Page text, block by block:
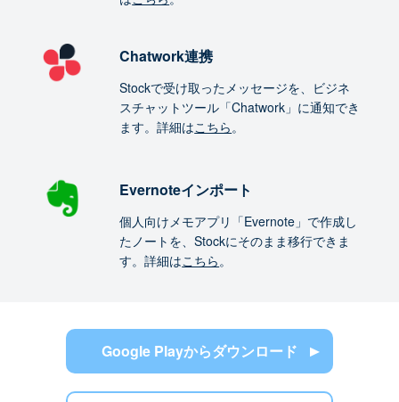
Chatwork連携
Stockで受け取ったメッセージを、ビジネ
スチャットツール「Chatwork」に通知でき
ます。詳細はこちら。
Evernoteインポート
個人向けメモアプリ「Evernote」で作成し
たノートを、Stockにそのまま移行できま
す。詳細はこちら。
Google Playからダウンロード